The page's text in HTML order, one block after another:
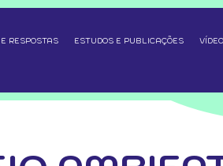
RESPOSTAS ESTUDOS E PUBLICAÇÕES